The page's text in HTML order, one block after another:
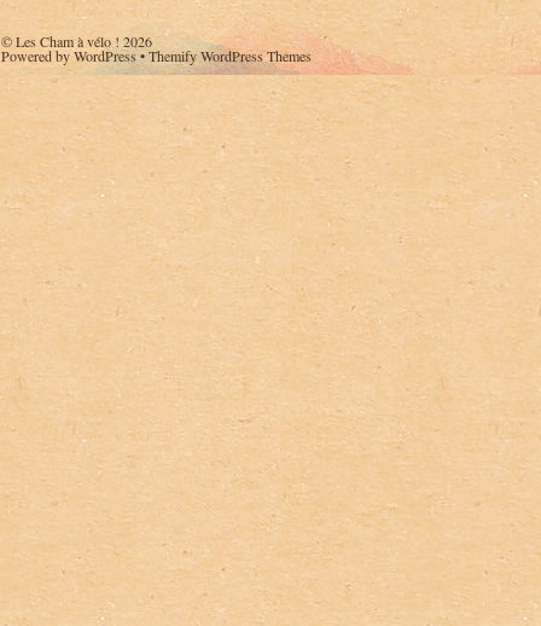
©Les Cham à vélo !2026
Powered byWordPress•Themify WordPress Themes